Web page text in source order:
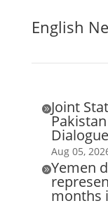
English
Joint
Dialogue
Aug 05,
Yemen
months